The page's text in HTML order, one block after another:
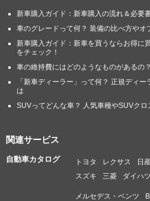
新車購入ガイド：新車購入の流れ＆必要
車のグレードって何？ 装備の比べ方やオ
新車購入ガイド：新車を買うならお得に
をチェック！
車の維持費にはどのようなものがあるの
「新車ディーラー」って何？ 正規ディ
は
SUVってどんな車？ 人気車種やSUVク
関連サービス
自動車カタログ トヨタ レクサス 日
スズキ
三菱 ダイハツ
メルセデス・ベンツ